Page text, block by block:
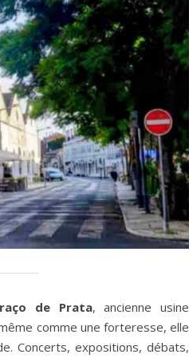
de Prata, ancienne usine
comme une forteresse, elle
Concerts, expositions, débats,